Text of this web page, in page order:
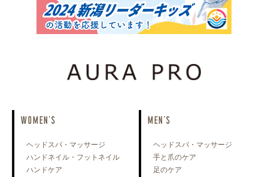
WOMEN'S
ヘッドスパ・マッサージ
ハンドネイル・フットネイル
ハンドケア
MEN'S
ヘッドスパ・マッサージ
手と爪のケア
足のケア